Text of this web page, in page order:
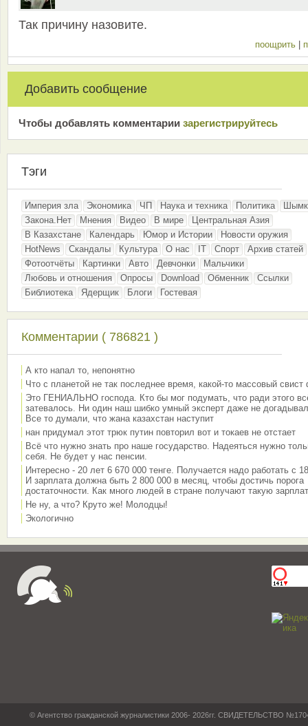
Так причину назовите.
поощрить
Добавить сообщение
Чтобы добавлять комментарии зарeгиcтрирyйтeсь
Тэги
Империя зла Экономика ЧП Наука и техника Политика
Закона.Нет
Мнения Видео В мире
Центральная Азия
В Казахстане
Календарь Юмор и Истории
Новости оружия
HotNews
Скандалы Культура О нас IT Спорт
Архив статей
Фотоотчёты
Картинки Авто Девчонки
Мальчики
Любовь и отношения
Опросы Download Обменник
Ссылки
Библиотека
Ядерщик Блоги Гостевая
Комментарии ( 786821 )
А кто напал то, непонятно
Что с планетой не так последнее время, какой-то массовый свист
Это ГЕНИАЛЬНО господа. Кто бы мог подумать, что ради этого
затевалось. Ни один наш шибко умный эксперт даже не
Все то думали, что жана казахстан наступит
нан придумал этот трюк путин повторил вот и токаев не отстает
Всё что нужно знать про наше государство. Надеяться нужно
себя. Не будет у нас пенсии.
Интересно - 20 лет 6 670 000 тенге. Получается надо работать с
И зарплата должна быть 2 800 000 в месяц, чтобы достичь порога
достаточности. Как много людей в стране получают такую
Не ну, а что? Круто же! Молодцы!
Экологично
© Агентство гражданской журналистики 2006- 2026гг. СВИДЕТЕЛЬСТВО